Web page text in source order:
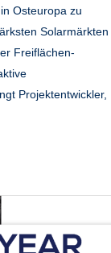
Osteuropa zu
Solarmärkten
Freiflächen-
Projektentwickler,